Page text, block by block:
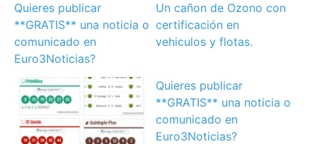
Quieres publicar
**GRATIS** una noticia o
comunicado en
Euro3Noticias?
Un cañon de Ozono con
certificación en
vehiculos y flotas.
Quieres publicar
**GRATIS** una noticia o
comunicado en
Euro3Noticias?